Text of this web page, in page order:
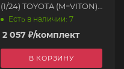
(1/24) TOYOTA (M=VITON)
IVS110890-I00 ITE
Есть в наличии: 7
2 057₽/комплект
В КОРЗИНУ